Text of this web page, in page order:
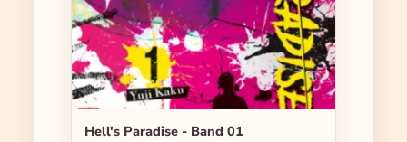
Hell's Paradise - Band 01